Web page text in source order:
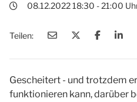
08.12.2022 18:30 - 21:00
Teilen:
Gescheitert - und trotzdem
funktionieren kann, darüber